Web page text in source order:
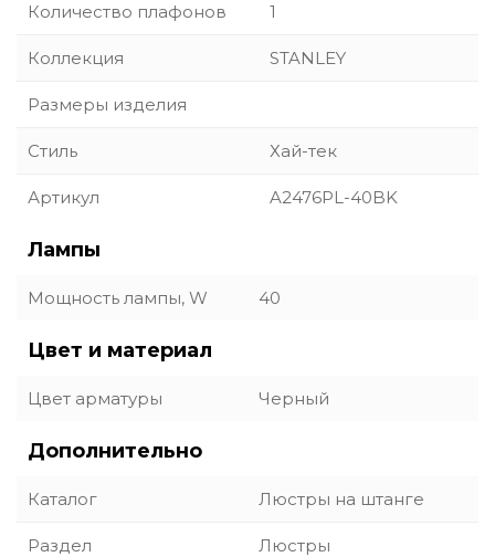
Количество плафонов 1
Коллекция STANLEY
Размеры изделия
Стиль Хай-тек
Артикул A2476PL-40BK
Лампы
Мощность лампы, W 40
Цвет и материал
Цвет арматуры Черный
Дополнительно
Каталог Люстры на штанге
Раздел Люстры